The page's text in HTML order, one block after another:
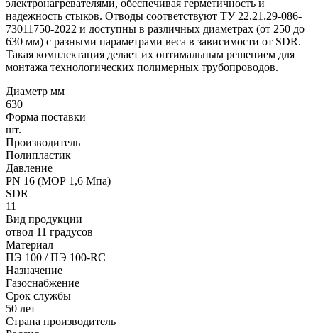
электронагревателями, обеспечивая герметичность и
надежность стыков. Отводы соответствуют ТУ 22.21.29-086-
73011750-2022 и доступны в различных диаметрах (от 250 до
630 мм) с разными параметрами веса в зависимости от SDR.
Такая комплектация делает их оптимальным решением для
монтажа технологических полимерных трубопроводов.
Диаметр мм
630
Форма поставки
шт.
Производитель
Полипластик
Давление
PN 16 (МОР 1,6 Мпа)
SDR
11
Вид продукции
отвод 11 градусов
Материал
ПЭ 100 / ПЭ 100-RC
Назначение
Газоснабжение
Срок службы
50 лет
Страна производитель